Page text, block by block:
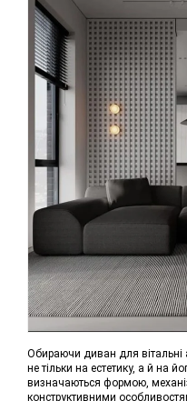
Обираючи диван для вітальні
не тільки на естетику, а й на
визначаються формою,
конструктивними